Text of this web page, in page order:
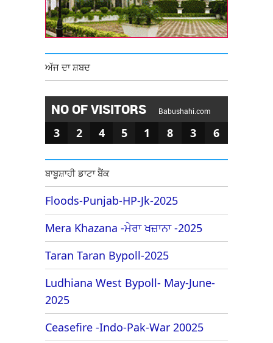
ਅੱਜ ਦਾ ਸ਼ਬਦ
NO OF VISITORS Babushahi.com
3 2 4 5 1 8 3 6
ਬਾਬੂਸ਼ਾਹੀ ਡਾਟਾ ਬੈਂਕ
Floods-Punjab-HP-Jk-2025
Mera Khazana -ਮੇਰਾ ਖਜ਼ਾਨਾ -2025
Taran Taran Bypoll-2025
Ludhiana West Bypoll- May-June-
2025
Ceasefire -Indo-Pak-War 20025